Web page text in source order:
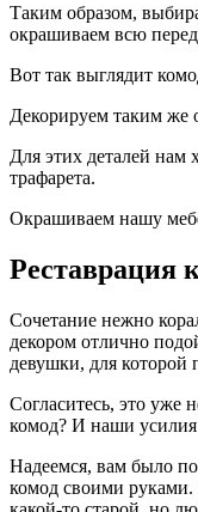
Таким образом,
окрашиваем всю
Вот так выглядит
Декорируем таким же
Для этих деталей нам
трафарета.
Окрашиваем нашу
Реставрация
Сочетание нежно
декором отлично
девушки, для которой
Согласитесь, это уже
комод? И наши
Надеемся, вам было
комод своими руками.